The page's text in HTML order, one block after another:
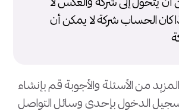
كان الحساب شركة لا يمكن أن
من الأسئلة والأجوبة قم بإنشاء
الدخول بإحدى وسائل التواصل